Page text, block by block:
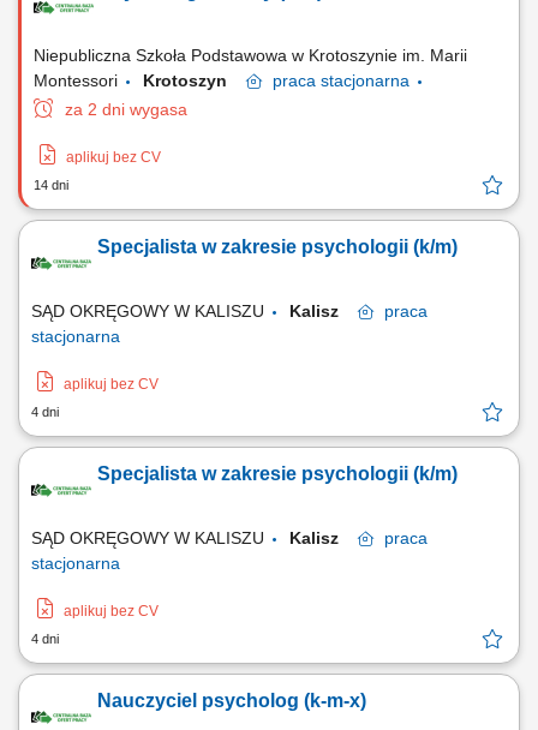
Niepubliczna Szkoła Podstawowa w Krotoszynie im. Marii
Montessori
Krotoszyn praca stacjonarna
za 2 dni wygasa
aplikuj bez CV
14 dni
Specjalista w zakresie psychologii (k/m)
SĄD OKRĘGOWY W KALISZU Kalisz
praca
stacjonarna
aplikuj bez CV
4 dni
Specjalista w zakresie psychologii (k/m)
SĄD OKRĘGOWY W KALISZU Kalisz
praca
stacjonarna
aplikuj bez CV
4 dni
Nauczyciel psycholog (k-m-x)